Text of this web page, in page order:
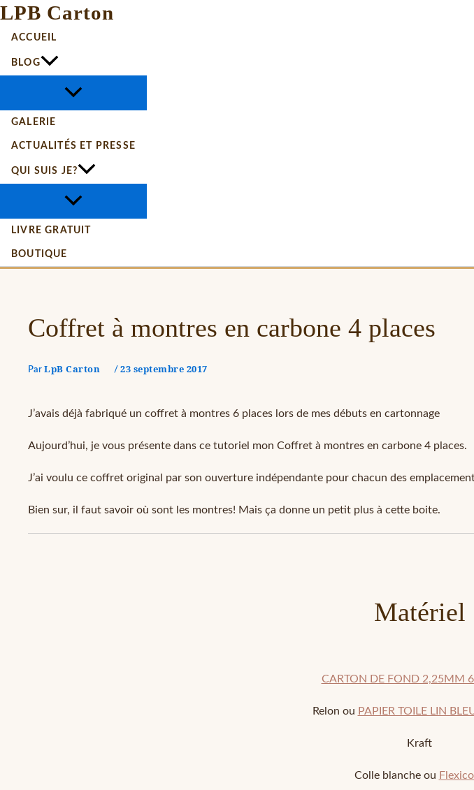
LPB Carton
ACCUEIL
BLOG
GALERIE
ACTUALITÉS ET PRESSE
QUI SUIS JE?
LIVRE GRATUIT
BOUTIQUE
Coffret à montres en carbone 4 places
Par LpB Carton / 23 septembre 2017
J’avais déjà fabriqué un coffret à montres 6 places lors de mes débuts en cartonnage
Aujourd’hui, je vous présente dans ce tutoriel mon Coffret à montres en carbone 4 places.
J’ai voulu ce coffret original par son ouverture indépendante pour chacun des
Bien sur, il faut savoir où sont les montres! Mais ça donne un petit plus à cette boite.
Matériel
CARTON DE FOND 2,25MM
Relon ou PAPIER TOILE LIN
Kraft
Colle blanche ou